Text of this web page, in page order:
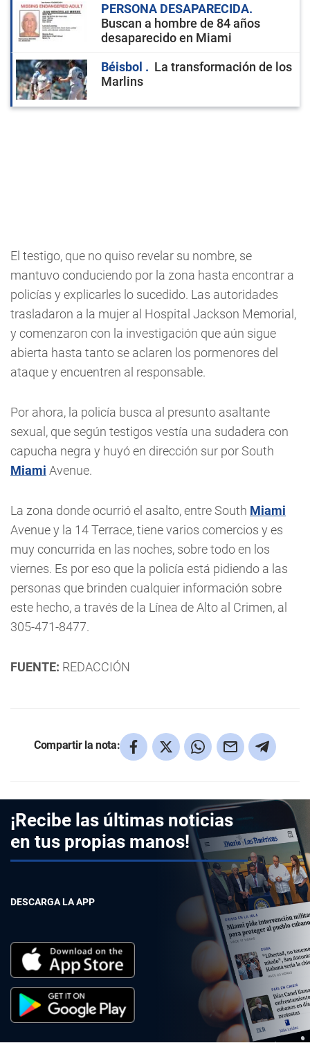
PERSONA DESAPARECIDA
Buscan a hombre de 84 años
desaparecido en Miami
Béisbol
La transformación de los
Marlins
El testigo, que no quiso revelar su nombre, se
mantuvo conduciendo por la zona hasta encontrar a
policías y explicarles lo sucedido. Las autoridades
trasladaron a la mujer al Hospital Jackson Memorial,
y comenzaron con la investigación que aún sigue
abierta hasta tanto se aclaren los pormenores del
ataque y encuentren al responsable.
Por ahora, la policía busca al presunto asaltante
sexual, que según testigos vestía una sudadera con
capucha negra y huyó en dirección sur por South
Miami Avenue.
La zona donde ocurrió el asalto, entre South Miami
Avenue y la 14 Terrace, tiene varios comercios y es
muy concurrida en las noches, sobre todo en los
viernes. Es por eso que la policía está pidiendo a las
personas que brinden cualquier información sobre
este hecho, a través de la Línea de Alto al Crimen, al
305-471-8477.
FUENTE: REDACCIÓN
Compartir la nota:
¡Recibe las últimas noticias
en tus propias manos!
DESCARGA LA APP